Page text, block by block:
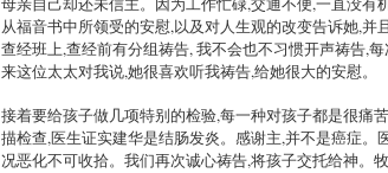
从福音书中所领受的安慰,以及对人生观的改变告诉她,
查经班上,查经前有分组祷告, 我不会也不习惯开声祷告,
来这位太太对我说,她很喜欢听我祷告,给她很大的安慰。
接着要给孩子做几项特别的检验,每一种对孩子都是很痛
描检查,医生证实建华是结肠发炎。感谢主,并不是癌症
况恶化不可收拾。我们再次诚心祷告,将孩子交托给神。